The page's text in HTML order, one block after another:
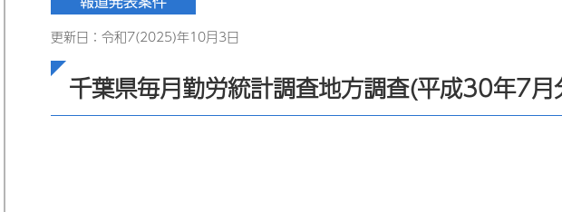
更新日：令和7(2025)年10月3日
千葉県毎月勤労統計調査地方調査(平成30年7月